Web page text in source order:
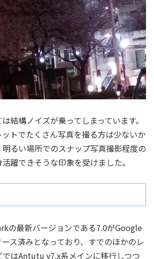
結構ノイズが乗ってしまっています。
トでたくさん写真を撮る方は少ないか
るい場所でのスナップ写真撮影程度の
躍できそうな印象を受けました。
の最新バージョンである7.0がGoogle
ス済みとなっており、すでのほかのレ
ではAntutu v7.x系メインに移行しつつ